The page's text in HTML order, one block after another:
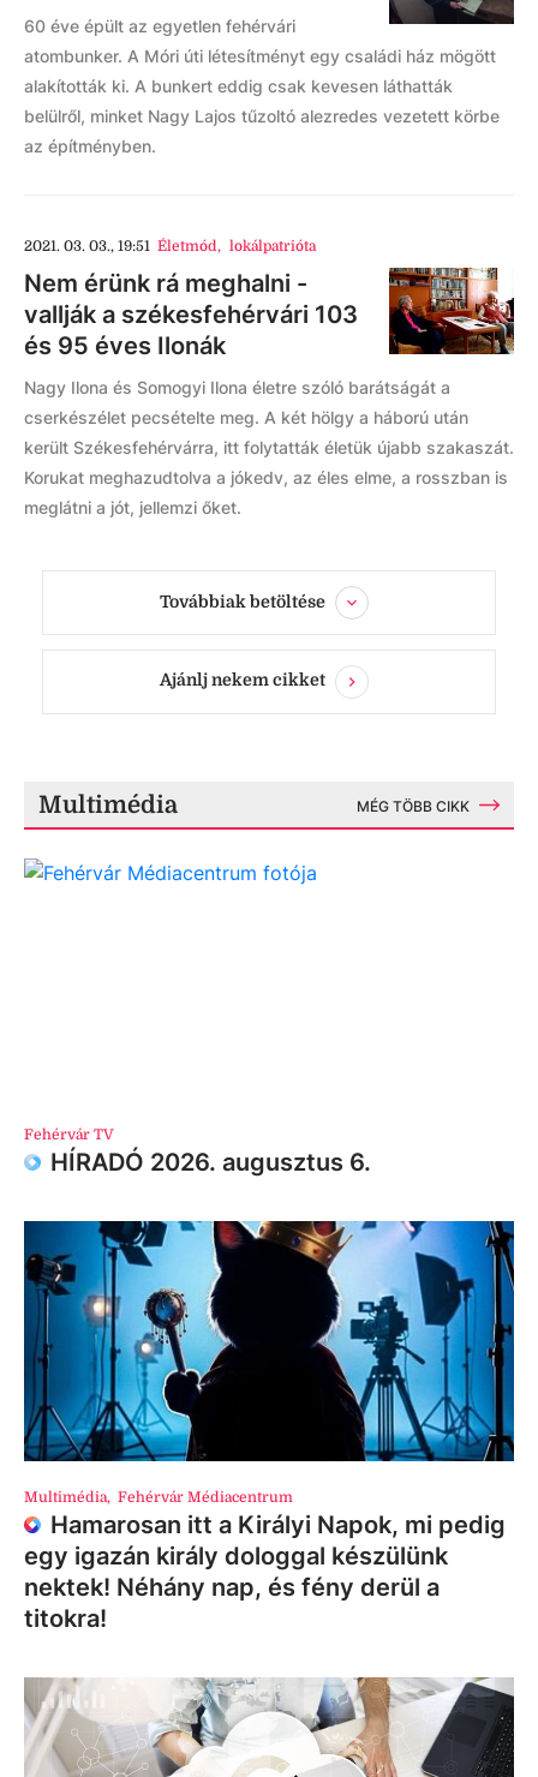
60 éve épült az egyetlen fehérvári
atombunker. A Móri úti létesítményt egy családi ház mögött
alakították ki. A bunkert eddig csak kevesen láthatták
belülről, minket Nagy Lajos tűzoltó alezredes vezetett körbe
az építményben.
2021. 03. 03., 19:51 Életmód, lokálpatrióta
Nem érünk rá meghalni -
vallják a székesfehérvári 103
és 95 éves Ilonák
Nagy Ilona és Somogyi Ilona életre szóló barátságát a
cserkészélet pecsételte meg. A két hölgy a háború után
került Székesfehérvárra, itt folytatták életük újabb szakaszát.
Korukat meghazudtolva a jókedv, az éles elme, a rosszban is
meglátni a jót, jellemzi őket.
Továbbiak betöltése
Ajánlj nekem cikket
Multimédia MÉG TÖBB CIKK
Fehérvár TV
HÍRADÓ 2026. augusztus 6.
Multimédia, Fehérvár Médiacentrum
Hamarosan itt a Királyi Napok, mi pedig
egy igazán király dologgal készülünk
nektek! Néhány nap, és fény derül a
titokra!